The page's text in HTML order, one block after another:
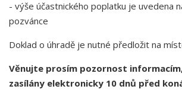
- výše účastnického poplatku je uvedena
pozvánce
Doklad o úhradě je nutné předložit na
Věnujte prosím pozornost
zasílány elektronicky 10 dnů před